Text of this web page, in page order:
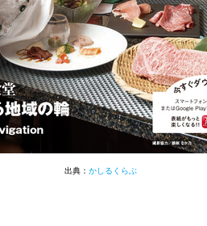
出典： かしるくらぶ